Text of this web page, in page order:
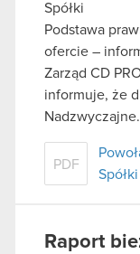
Spółki
Podstawa
ofercie –
Zarząd CD
informuje, że
PDF
Spółki
Raport